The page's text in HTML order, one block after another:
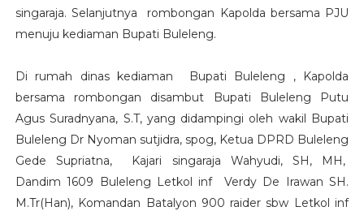
singaraja. Selanjutnya rombongan Kapolda bersama PJU
menuju kediaman Bupati Buleleng.
Di rumah dinas kediaman Bupati Buleleng , Kapolda
bersama rombongan disambut Bupati Buleleng Putu
Agus Suradnyana, S.T, yang didampingi oleh wakil Bupati
Buleleng Dr Nyoman sutjidra, spog, Ketua DPRD Buleleng
Gede Supriatna, Kajari singaraja Wahyudi, SH, MH,
Dandim 1609 Buleleng Letkol inf Verdy De Irawan SH.
M.Tr(Han), Komandan Batalyon 900 raider sbw Letkol inf